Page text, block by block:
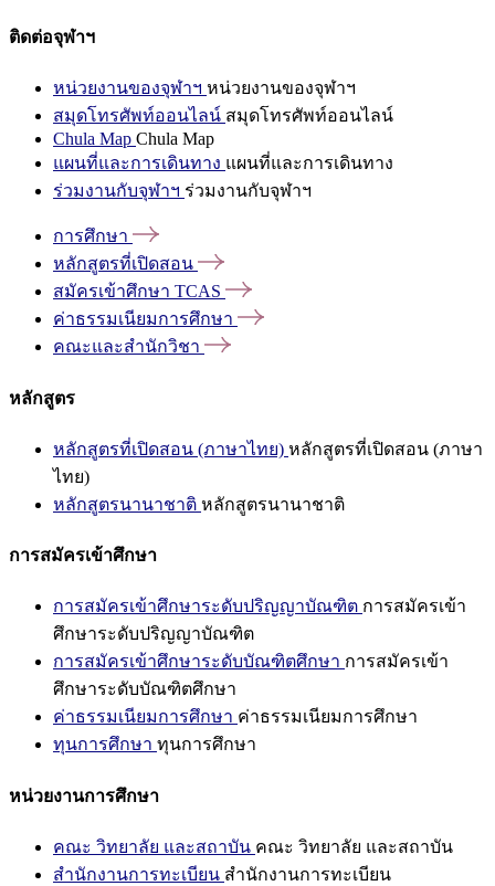
ติดต่อจุฬาฯ
หน่วยงานของจุฬาฯ หน่วยงานของจุฬาฯ
สมุดโทรศัพท์ออนไลน์ สมุดโทรศัพท์ออนไลน์
Chula Map Chula Map
แผนที่และการเดินทาง แผนที่และการเดินทาง
ร่วมงานกับจุฬาฯ ร่วมงานกับจุฬาฯ
การศึกษา
หลักสูตรที่เปิดสอน
สมัครเข้าศึกษา TCAS
ค่าธรรมเนียมการศึกษา
คณะและสำนักวิชา
หลักสูตร
หลักสูตรที่เปิดสอน (ภาษาไทย) หลักสูตรที่เปิดสอน (ภาษา
ไทย)
หลักสูตรนานาชาติ หลักสูตรนานาชาติ
การสมัครเข้าศึกษา
การสมัครเข้าศึกษาระดับปริญญาบัณฑิต การสมัครเข้า
ศึกษาระดับปริญญาบัณฑิต
การสมัครเข้าศึกษาระดับบัณฑิตศึกษา การสมัครเข้า
ศึกษาระดับบัณฑิตศึกษา
ค่าธรรมเนียมการศึกษา ค่าธรรมเนียมการศึกษา
ทุนการศึกษา ทุนการศึกษา
หน่วยงานการศึกษา
คณะ วิทยาลัย และสถาบัน คณะ วิทยาลัย และสถาบัน
สำนักงานการทะเบียน สำนักงานการทะเบียน